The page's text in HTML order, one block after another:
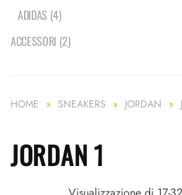
ADIDAS (4)
ACCESSORI (2)
HOME SNEAKERS JORDAN
JORDAN 1